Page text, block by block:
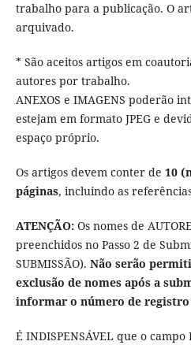
trabalho para a publicação. O
arquivado.
* São aceitos artigos em
autores por trabalho.
ANEXOS e IMAGENS poderão
estejam em formato JPEG e
espaço próprio.
Os artigos devem conter de 10
páginas, incluindo as
ATENÇÃO:Os nomes de
preenchidos no Passo 2 de
SUBMISSÃO). Não serão
exclusão de nomes após a
informar o número de registro
É INDISPENSÁVEL que o campo